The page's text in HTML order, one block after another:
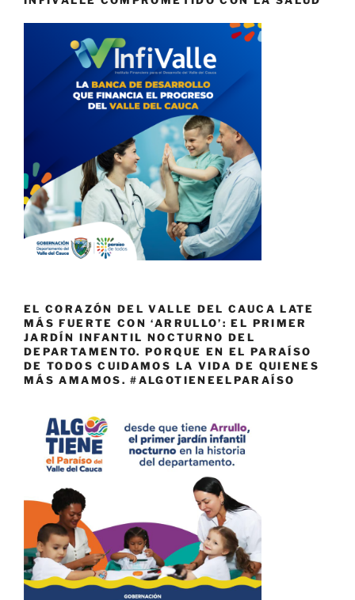
EL CORAZÓN DEL VALLE DEL CAUCA LATE
MÁS FUERTE CON ‘ARRULLO’: EL PRIMER
JARDÍN INFANTIL NOCTURNO DEL
DEPARTAMENTO. PORQUE EN EL PARAÍSO
DE TODOS CUIDAMOS LA VIDA DE QUIENES
MÁS AMAMOS. #ALGOTIENEELPARAÍSO